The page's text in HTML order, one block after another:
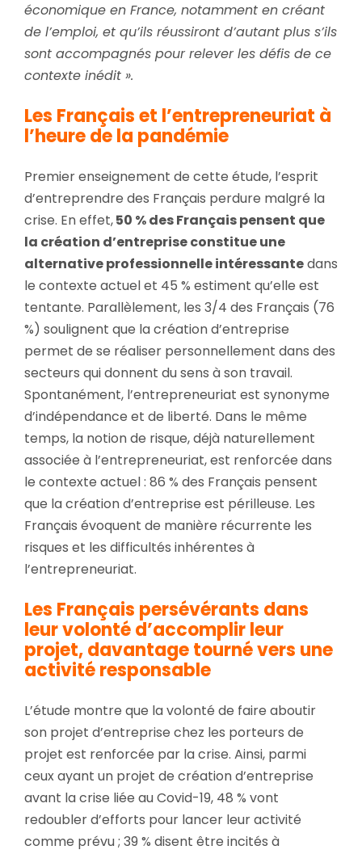
économique en France, notamment en créant
de l’emploi, et qu’ils réussiront d’autant plus s’ils
sont accompagnés pour relever les défis de ce
contexte inédit ».
Les Français et l’entrepreneuriat à
l’heure de la pandémie
Premier enseignement de cette étude, l’esprit
d’entreprendre des Français perdure malgré la
crise. En effet,50 % des Français pensent que
la création d’entreprise constitue une
alternative professionnelle intéressantedans
le contexte actuel et 45 % estiment qu’elle est
tentante. Parallèlement, les 3/4 des Français (76
%) soulignent que la création d’entreprise
permet de se réaliser personnellement dans des
secteurs qui donnent du sens à son travail.
Spontanément, l’entrepreneuriat est synonyme
d’indépendance et de liberté. Dans le même
temps, la notion de risque, déjà naturellement
associée à l’entrepreneuriat, est renforcée dans
le contexte actuel : 86 % des Français pensent
que la création d’entreprise est périlleuse. Les
Français évoquent de manière récurrente les
risques et les difficultés inhérentes à
l’entrepreneuriat.
Les Français persévérants dans
leur volonté d’accomplir leur
projet, davantage tourné vers une
activité responsable
L’étude montre que la volonté de faire aboutir
son projet d’entreprise chez les porteurs de
projet est renforcée par la crise. Ainsi, parmi
ceux ayant un projet de création d’entreprise
avant la crise liée au Covid-19, 48 % vont
redoubler d’efforts pour lancer leur activité
comme prévu ; 39 % disent être incités à